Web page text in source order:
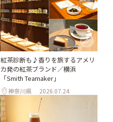
紅茶診断も♪香りを旅するアメリ
カ発の紅茶ブランド／横浜
「Smith Teamaker」
神奈川県 2026.07.24